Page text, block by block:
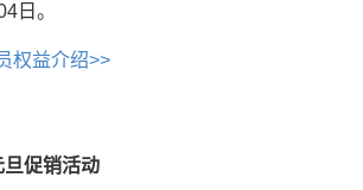
日。
权益介绍>>
促销活动